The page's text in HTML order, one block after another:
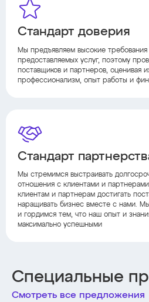
Стандарт доверия
Мы предъявляем высокие требования
предоставляемых услуг, поэтому
поставщиков и партнеров, оценивая
профессионализм, опыт работы и
Стандарт
Мы стремимся выстраивать
отношения с клиентами и
клиентам и партнерам достигать
наращивать бизнес вместе с нами.
и гордимся тем, что наш опыт и
максимально успешными
Специальные
Смотреть все предложения